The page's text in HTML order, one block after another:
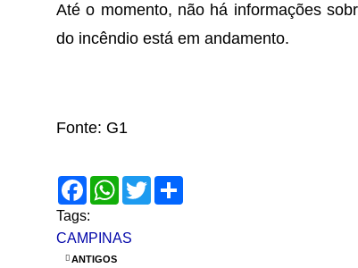
Até o momento, não há informações
do incêndio está em andamento.
Fonte: G1
F
a
c
e
b
o
W
h
s
T
w
Tags:
CAMPINAS
ANTIGOS